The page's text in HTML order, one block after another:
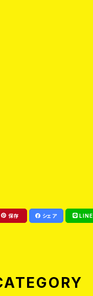
保存 シェア LINE